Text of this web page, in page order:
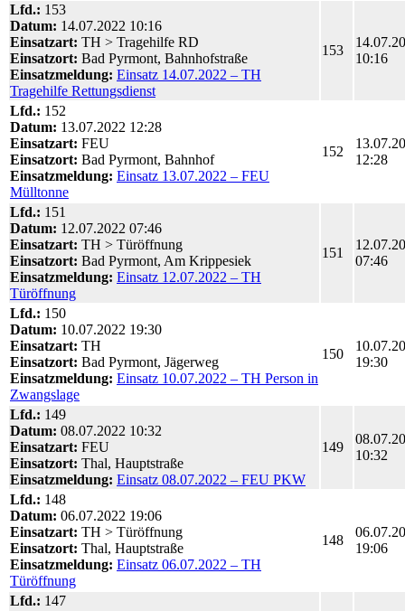
Lfd.: 153
Datum: 14.07.2022 10:16
Einsatzart: TH > Tragehilfe RD
Einsatzort: Bad Pyrmont, Bahnhofstraße
Einsatzmeldung: Einsatz 14.07.2022 – TH
Tragehilfe Rettungsdienst
153
10:16
Lfd.: 152
Datum: 13.07.2022 12:28
Einsatzart: FEU
Einsatzort: Bad Pyrmont, Bahnhof
Einsatzmeldung: Einsatz 13.07.2022 – FEU
Mülltonne
152
12:28
Lfd.: 151
Datum: 12.07.2022 07:46
Einsatzart: TH > Türöffnung
Einsatzort: Bad Pyrmont, Am Krippesiek
Einsatzmeldung: Einsatz 12.07.2022 – TH
Türöffnung
151
07:46
Lfd.: 150
Datum: 10.07.2022 19:30
Einsatzart: TH
Einsatzort: Bad Pyrmont, Jägerweg
Einsatzmeldung: Einsatz 10.07.2022 – TH Person in
Zwangslage
150
19:30
Lfd.: 149
Datum: 08.07.2022 10:32
Einsatzart: FEU
Einsatzort: Thal, Hauptstraße
Einsatzmeldung: Einsatz 08.07.2022 – FEU PKW
149
10:32
Lfd.: 148
Datum: 06.07.2022 19:06
Einsatzart: TH > Türöffnung
Einsatzort: Thal, Hauptstraße
Einsatzmeldung: Einsatz 06.07.2022 – TH
Türöffnung
148
19:06
Lfd.: 147